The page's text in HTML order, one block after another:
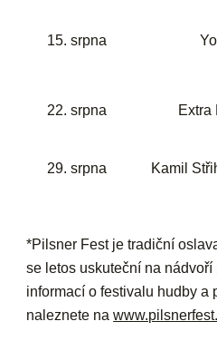
15. srpna
22. srpna Extra
29. srpna Kamil
*Pilsner Festje tradiční
se letos uskuteční na
informací o festivalu hudby a
naleznete na